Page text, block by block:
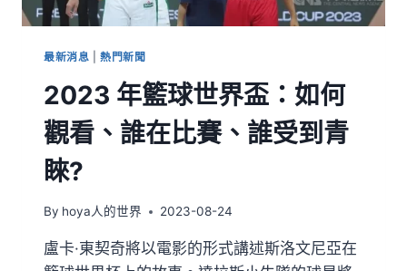
最新消息 |熱門新聞
2023 年籃球世界盃：如何
觀看、誰在比賽、誰受到青
睞?
By hoya人的世界 2023-08-24
盧卡·東契奇將以電影的形式講述斯洛文尼亞在